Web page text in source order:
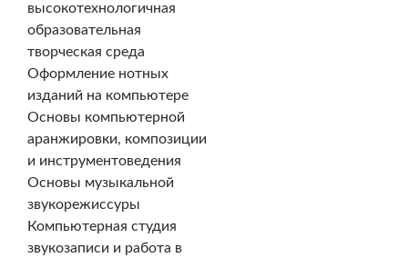
высокотехнологичная
образовательная
творческая среда
Оформление нотных
изданий на компьютере
Основы компьютерной
аранжировки, композиции
и инструментоведения
Основы музыкальной
звукорежиссуры
Компьютерная студия
звукозаписи и работа в